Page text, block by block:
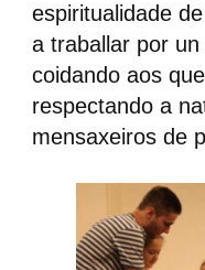
espiritualidade
a traballar por
coidando aos
respectando a
mensaxeiros de